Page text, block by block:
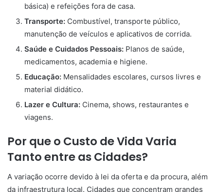
básica) e refeições fora de casa.
Transporte: Combustível, transporte público,
manutenção de veículos e aplicativos de corrida.
Saúde e Cuidados Pessoais: Planos de saúde,
medicamentos, academia e higiene.
Educação: Mensalidades escolares, cursos livres e
material didático.
Lazer e Cultura: Cinema, shows, restaurantes e
viagens.
Por que o Custo de Vida Varia
Tanto entre as Cidades?
A variação ocorre devido à lei da oferta e da procura, além
da infraestrutura local. Cidades que concentram grandes